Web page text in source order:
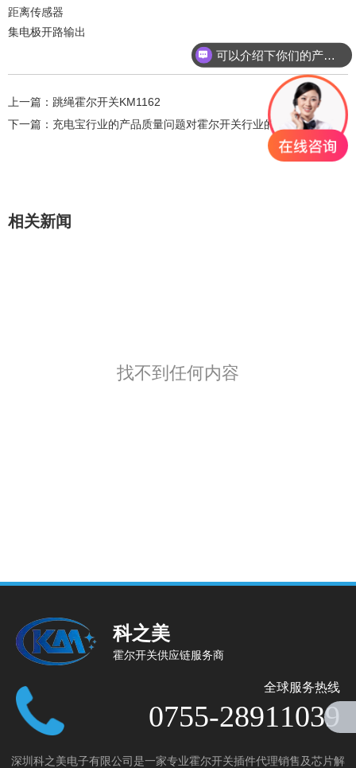
距离传感器
集电极开路输出
上一篇： 跳绳霍尔开关KM1162
下一篇： 充电宝行业的产品质量问题对霍尔开关行业的警示
相关新闻
找不到任何内容
科之美
霍尔开关供应链服务商
全球服务热线
0755-28911039
深圳科之美电子有限公司是一家专业霍尔开关插件代理销售及芯片解
可以介绍下你们的产品么？